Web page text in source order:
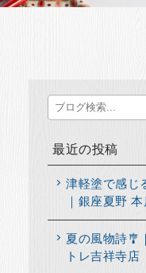
最近の投稿
津軽塗で感じ
｜銀座夏野
夏の風物詩🎐
トレ吉祥寺店